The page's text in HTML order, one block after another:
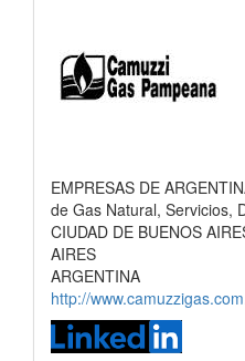
EMPRESAS DE
de Gas Natural, Servicios,
CIUDAD DE BUENOS
AIRES
ARGENTINA
http://